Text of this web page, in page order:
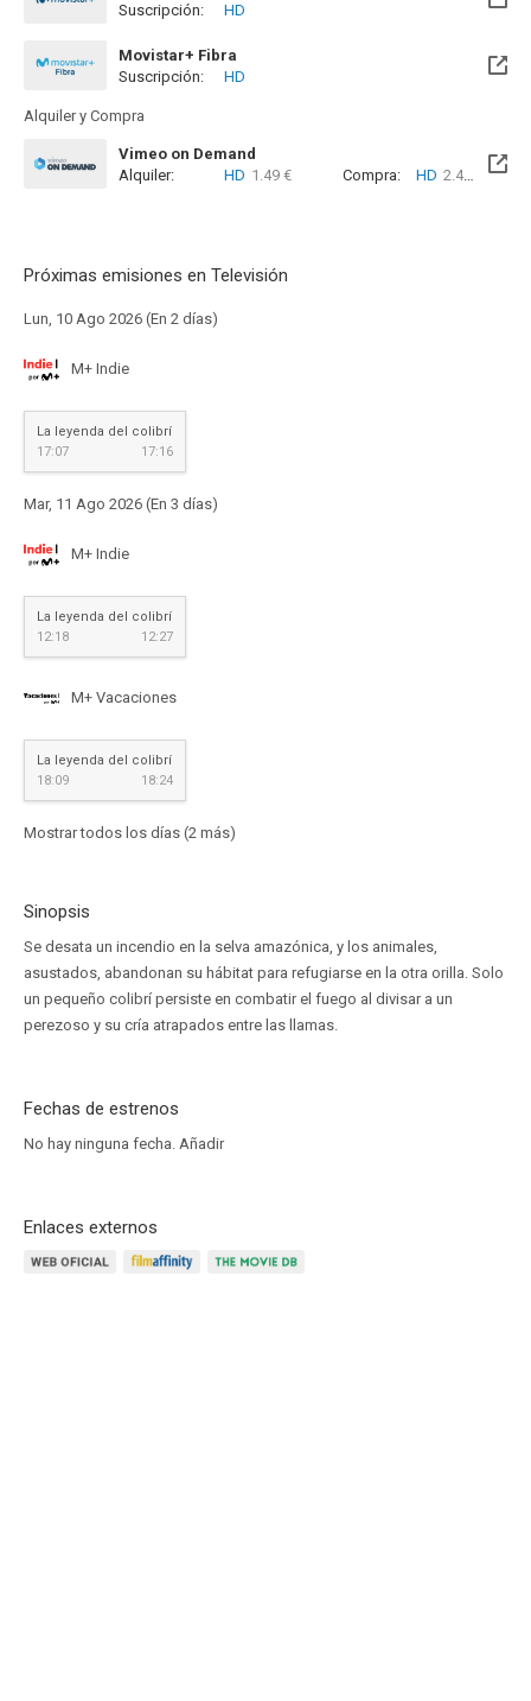
Disponible hasta el Mié, 30 Sep 2026 (Queda 1 mes)
Suscripción: HD
Movistar+ Fibra
Disponible hasta el Mié, 30 Sep 2026 (Queda 1 mes)
Suscripción: HD
Alquiler y Compra
Vimeo on Demand
Alquiler:
HD 1.49 € Compra: HD 2.49 €
Próximas emisiones en Televisión
Lun, 10 Ago 2026 (En 2 días)
M+ Indie
La leyenda del colibrí
17:07
17:16
Mar, 11 Ago 2026 (En 3 días)
M+ Indie
La leyenda del colibrí
12:18
12:27
M+ Vacaciones
La leyenda del colibrí
18:09
18:24
Mostrar todos los días (2 más)
Sinopsis
Se desata un incendio en la selva amazónica, y los animales,
asustados, abandonan su hábitat para refugiarse en la otra orilla. Solo
un pequeño colibrí persiste en combatir el fuego al divisar a un
perezoso y su cría atrapados entre las llamas.
Fechas de estrenos
No hay ninguna fecha. Añadir
Enlaces externos